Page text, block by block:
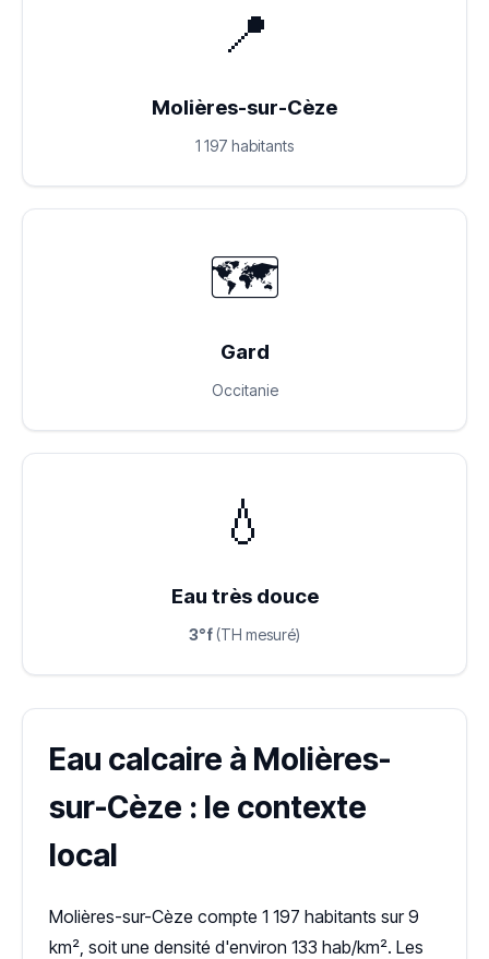
📍
Molières-sur-Cèze
1 197 habitants
🗺️
Gard
Occitanie
💧
Eau très douce
3°f (TH mesuré)
Eau calcaire à Molières-
sur-Cèze : le contexte
local
Molières-sur-Cèze compte 1 197 habitants sur 9
km², soit une densité d'environ 133 hab/km². Les